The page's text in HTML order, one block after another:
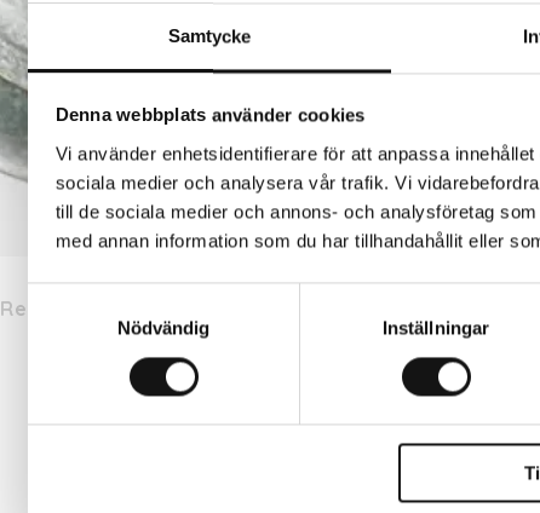
Samtycke
Denna webbplats använder cookies
Vi använder enhetsidentifierare för att anpassa
sociala medier och analysera vår trafik. Vi
till de sociala medier och annons- och analysföretag
med annan information som du har tillhandahållit eller
Nödvändig
Inställningar
Recensioner